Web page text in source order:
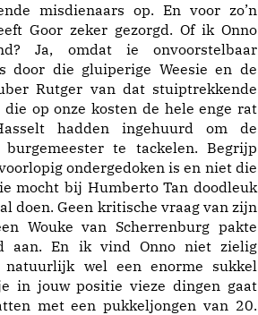
misdienaars op. En voor zo’n
Goor zeker gezorgd. Of ik Onno
Ja, omdat ie onvoorstelbaar
door die gluiperige Weesie en de
Rutger van dat stuiptrekkende
die op onze kosten de hele enge rat
hadden ingehuurd om de
burgemeester te tackelen. Begrijp
ondergedoken is en niet die
mocht bij Humberto Tan doodleuk
doen. Geen kritische vraag van zijn
Wouke van Scherrenburg pakte
aan. En ik vind Onno niet zielig
wel een enorme sukkel
in jouw positie vieze dingen gaat
met een pukkeljongen van 20.